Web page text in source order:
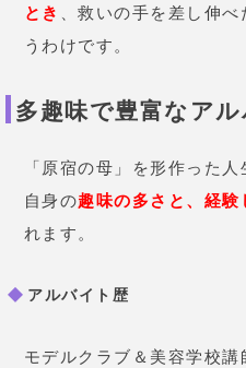
とき
、救いの手を差し伸
うわけです。
多趣味で豊富なア
「原宿の母」を形作った
自身の趣味の多さと、経験
れます。
アルバイト歴
モデルクラブ＆美容学校